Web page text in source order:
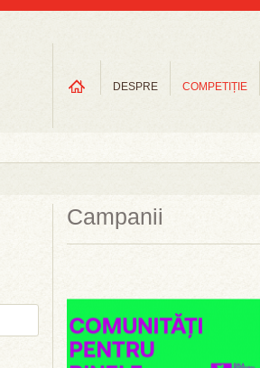
DESPRE COMPETIȚIE
Campanii